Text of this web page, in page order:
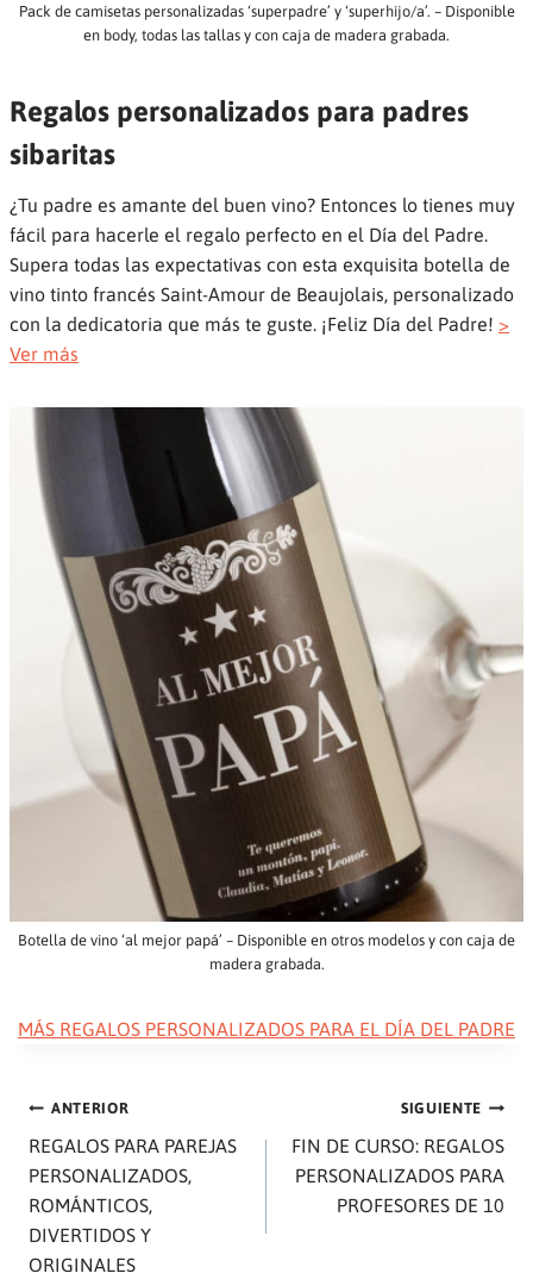
Pack de camisetas personalizadas ‘superpadre’ y ‘superhijo/a’. – Disponible
en body, todas las tallas y con caja de madera grabada.
Regalos personalizados para padres
sibaritas
¿Tu padre es amante del buen vino? Entonces lo tienes muy
fácil para hacerle el regalo perfecto en el Día del Padre.
Supera todas las expectativas con esta exquisita botella de
vino tinto francés Saint-Amour de Beaujolais, personalizado
con la dedicatoria que más te guste. ¡Feliz Día del Padre! >
Ver más
Botella de vino ‘al mejor papá’ – Disponible en otros modelos y con caja de
madera grabada.
MÁS REGALOS PERSONALIZADOS PARA EL DÍA DEL PADRE
Navegación
de
entradas
ANTERIOR
REGALOS PARA PAREJAS
PERSONALIZADOS,
ROMÁNTICOS,
DIVERTIDOS Y
ORIGINALES
SIGUIENTE
FIN DE CURSO: REGALOS
PERSONALIZADOS PARA
PROFESORES DE 10